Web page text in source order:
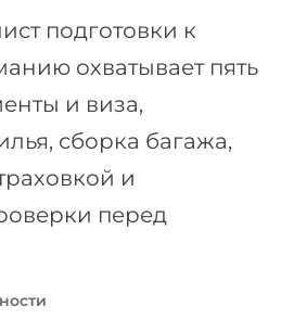
подготовки к
охватывает пять
и виза,
сборка багажа,
и
перед